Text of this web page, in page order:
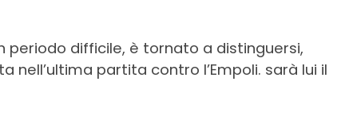
periodo difficile, è tornato a distinguersi,
partita contro l’Empoli. sarà lui il